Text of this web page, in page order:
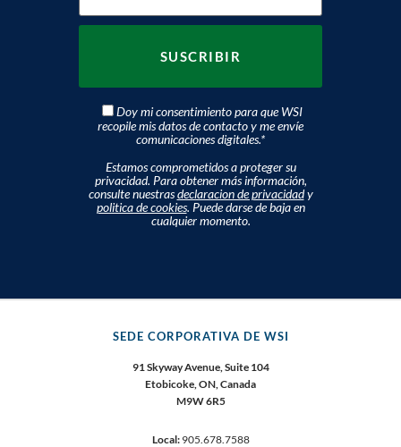
Doy mi consentimiento para que WSI
recopile mis datos de contacto y me envíe
comunicaciones digitales.*
Estamos comprometidos a proteger su
privacidad. Para obtener más información,
consulte nuestrasdeclaracion de privacidady
politica de cookies. Puede darse de baja en
cualquier momento.
SEDE CORPORATIVA DE WSI
91 Skyway Avenue, Suite 104
Etobicoke, ON, Canada
M9W 6R5
Local:905.678.7588